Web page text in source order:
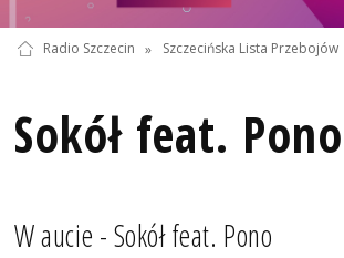
Radio Szczecin » Szczecińska Lista Przebojów
Sokół feat. Pono
W aucie - Sokół feat. Pono